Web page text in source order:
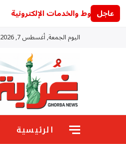
عاجل
اليوم الجمعة, أغسطس 7, 2026
الرئيسية